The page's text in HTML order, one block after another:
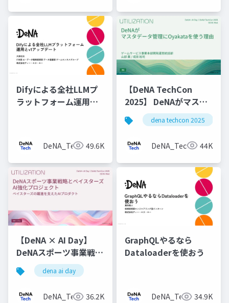
Difyによる全社LLMプ
ラットフォーム運用と
DeNA_Tech 49.6K
【DeNA TechCon
2025】 DeNAがマスタ
データ管理にOyakata
を使う理由
dena techcon 2025
DeNA_Tech 44K
【DeNA × AI Day】
DeNAスポーツ事業戦略
とベイスターズAI強化
プロジェクト
dena ai day
DeNA_Tech 36.2K
GraphQLやるなら
Dataloaderを使おう
DeNA_Tech 34.9K